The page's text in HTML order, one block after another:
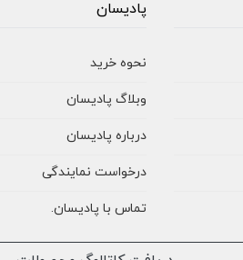
پادیسان
نحوه خرید
وبلاگ پادیسان
درباره پادیسان
درخواست نمایندگی
تماس با پادیسان.